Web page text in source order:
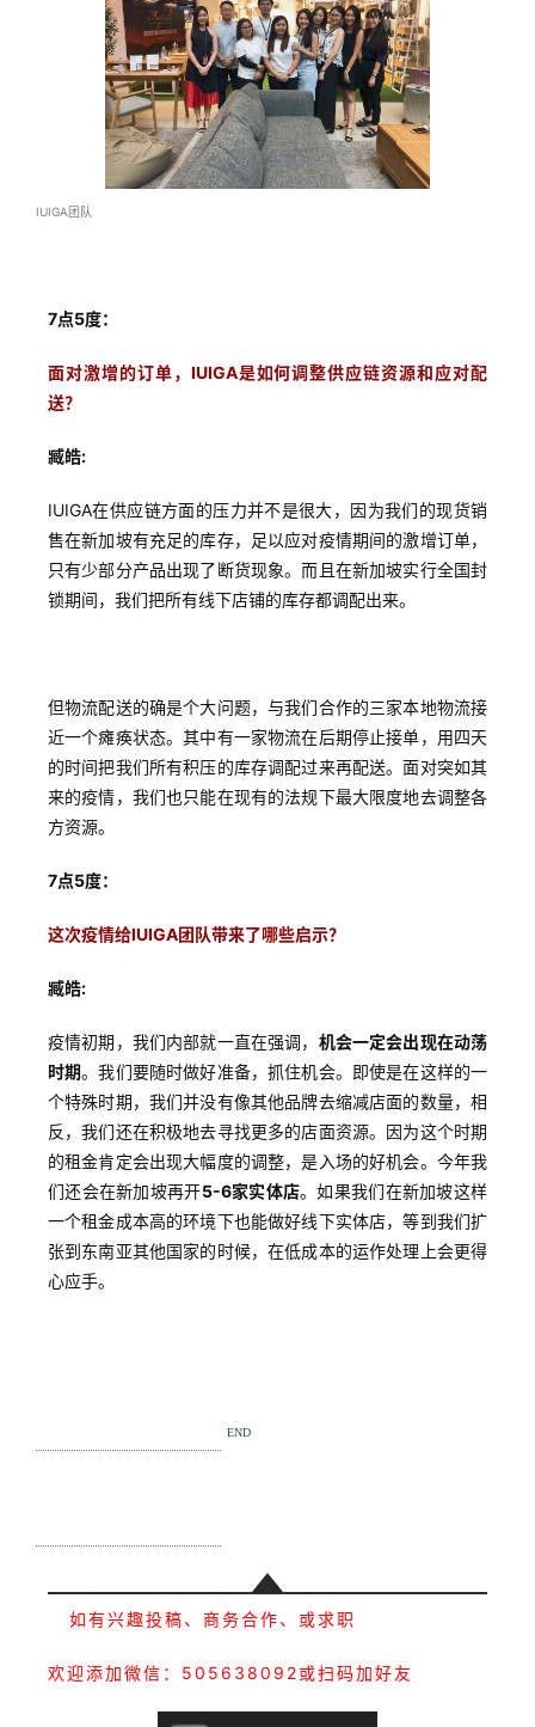
IUIGA团队
7点5度：
面对激增的订单，IUIGA是如何调整供应链资源和应对配
送？
臧皓:
IUIGA在供应链方面的压力并不是很大，因为我们的现货销
售在新加坡有充足的库存，足以应对疫情期间的激增订单，
只有少部分产品出现了断货现象。而且在新加坡实行全国封
锁期间，我们把所有线下店铺的库存都调配出来。
但物流配送的确是个大问题，与我们合作的三家本地物流接
近一个瘫痪状态。其中有一家物流在后期停止接单，用四天
的时间把我们所有积压的库存调配过来再配送。面对突如其
来的疫情，我们也只能在现有的法规下最大限度地去调整各
方资源。
7点5度：
这次疫情给IUIGA团队带来了哪些启示？
臧皓:
疫情初期，我们内部就一直在强调， 机会一定会出现在动荡
时期。我们要随时做好准备，抓住机会。即使是在这样的一
个特殊时期，我们并没有像其他品牌去缩减店面的数量，相
反，我们还在积极地去寻找更多的店面资源。因为这个时期
的租金肯定会出现大幅度的调整，是入场的好机会。今年我
们还会在新加坡再开5-6家实体店。如果我们在新加坡这样
一个租金成本高的环境下也能做好线下实体店，等到我们扩
张到东南亚其他国家的时候，在低成本的运作处理上会更得
心应手。
END
如有兴趣投稿、商务合作、或求职
欢迎添加微信：505638092或扫码加好友